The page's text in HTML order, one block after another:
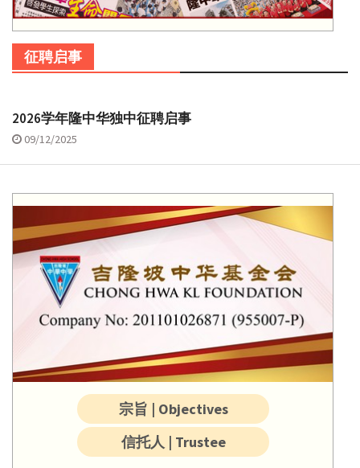
征聘启事
2026学年隆中华独中征聘启事
09/12/2025
宗旨 | Objectives
信托人 | Trustee